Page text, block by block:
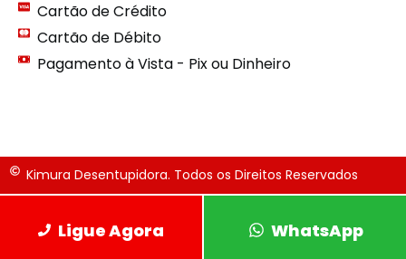
Cartão de Crédito
Cartão de Débito
Pagamento à Vista - Pix ou Dinheiro
Kimura Desentupidora. Todos os Direitos Reservados
Ligue Agora WhatsApp